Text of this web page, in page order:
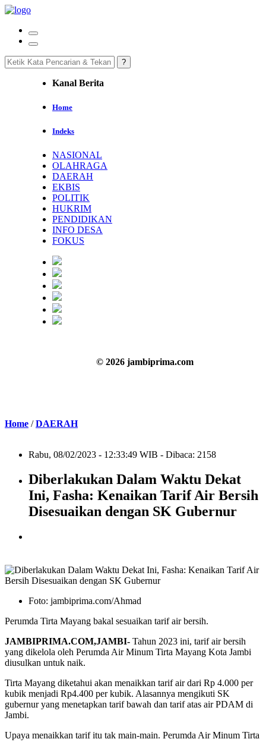
Kanal Berita
Home
Indeks
NASIONAL
OLAHRAGA
DAERAH
EKBIS
POLITIK
HUKRIM
PENDIDIKAN
INFO DESA
FOKUS
© 2026 jambiprima.com
Home /DAERAH
Rabu, 08/02/2023 - 12:33:49 WIB - Dibaca: 2158
Diberlakukan Dalam Waktu Dekat
Ini, Fasha: Kenaikan Tarif Air Bersih
Disesuaikan dengan SK Gubernur
Foto: jambiprima.com/Ahmad
Perumda Tirta Mayang bakal sesuaikan tarif air bersih.
JAMBIPRIMA.COM,JAMBI- Tahun 2023 ini, tarif air bersih
yang dikelola oleh Perumda Air Minum Tirta Mayang Kota Jambi
diusulkan untuk naik.
Tirta Mayang diketahui akan menaikkan tarif air dari Rp 4.000 per
kubik menjadi Rp4.400 per kubik. Alasannya mengikuti SK
gubernur yang menetapkan tarif bawah dan tarif atas air PDAM di
Jambi.
Upaya menaikkan tarif itu tak main-main. Perumda Air Minum Tirta